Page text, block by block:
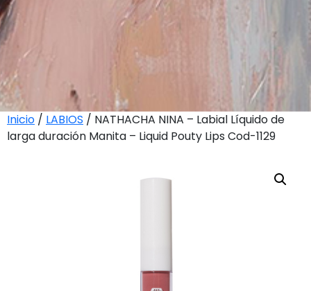
Inicio / LABIOS / NATHACHA NINA – Labial Líquido de
larga duración Manita – Liquid Pouty Lips Cod-1129